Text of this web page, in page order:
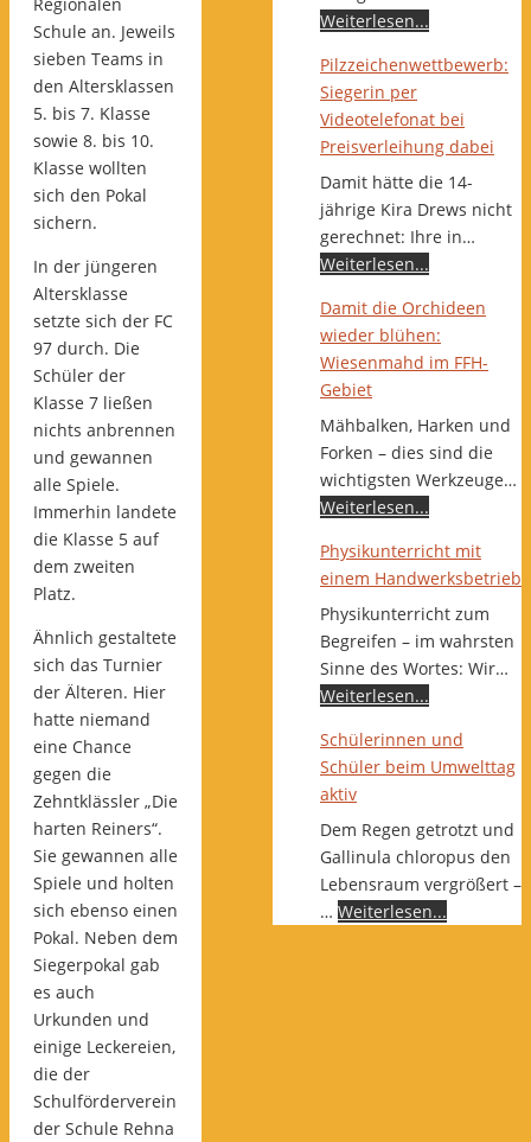
Schule an. Jeweils
sieben Teams in
den Altersklassen
5. bis 7. Klasse
sowie 8. bis 10.
Klasse wollten
sich den Pokal
sichern.
In der jüngeren
Altersklasse
setzte sich der FC
97 durch. Die
Schüler der
Klasse 7 ließen
nichts anbrennen
und gewannen
alle Spiele.
Immerhin landete
die Klasse 5 auf
dem zweiten
Platz.
Ähnlich gestaltete
sich das Turnier
der Älteren. Hier
hatte niemand
eine Chance
gegen die
Zehntklässler „Die
harten Reiners“.
Sie gewannen alle
Spiele und holten
sich ebenso einen
Pokal. Neben dem
Siegerpokal gab
es auch
Urkunden und
einige Leckereien,
die der
Schulförderverein
der Schule Rehna
Weiterlesen...
Pilzzeichenwettbewerb:
Siegerin per
Videotelefonat bei
Preisverleihung dabei
Damit hätte die 14-
jährige Kira Drews nicht
gerechnet: Ihre in…
Weiterlesen...
Damit die Orchideen
wieder blühen:
Wiesenmahd im FFH-
Gebiet
Mähbalken, Harken und
Forken – dies sind die
wichtigsten Werkzeuge…
Weiterlesen...
Physikunterricht mit
einem Handwerksbetrieb
Physikunterricht zum
Begreifen – im wahrsten
Sinne des Wortes: Wir…
Weiterlesen...
Schülerinnen und
Schüler beim Umwelttag
aktiv
Dem Regen getrotzt und
Gallinula chloropus den
Lebensraum vergrößert –
… Weiterlesen...